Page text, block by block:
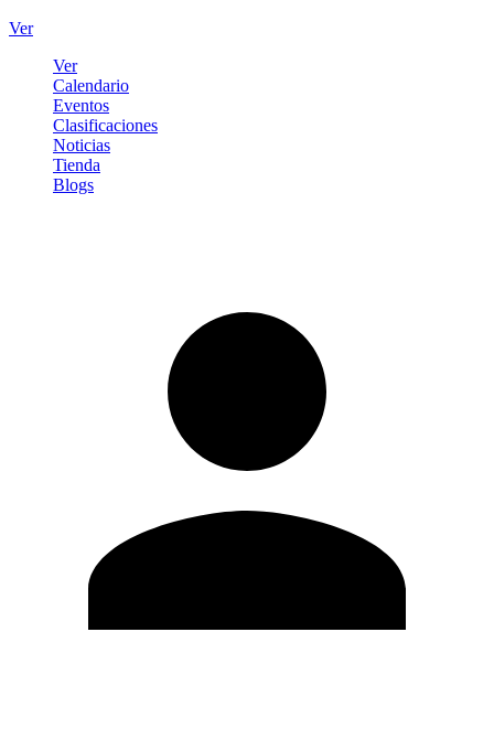
Ver
Ver
Calendario
Eventos
Clasificaciones
Noticias
Tienda
Blogs